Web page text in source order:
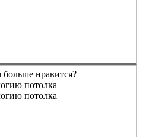
нравится?
потолка
потолка